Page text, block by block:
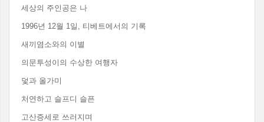
세상의 주인공은 나
1996년 12월 1일, 티베트에서의 기록
새끼염소와의 이별
의문투성이의 수상한 여행자
덫과 올가미
처연하고 슬프디 슬픈
고산증세로 쓰러지며